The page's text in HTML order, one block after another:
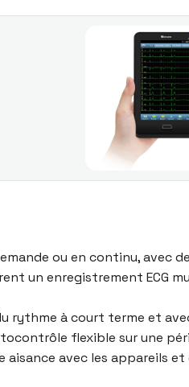
ou en continu, avec
un enregistrement ECG
rythme à court terme et
flexible sur une
avec les appareils